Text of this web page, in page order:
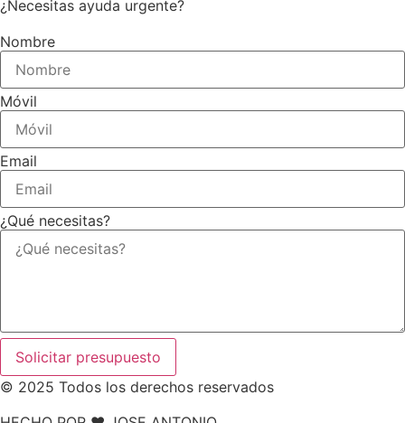
¿Necesitas ayuda urgente?
Nombre
Móvil
Email
¿Qué necesitas?
Solicitar presupuesto
© 2025 Todos los derechos reservados